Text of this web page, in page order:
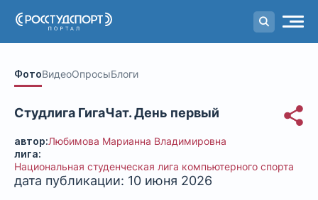
Порталстуденческого спорта
ФотоВидеоОпросыБлоги
Студлига ГигаЧат. День первый
автор:Любимова Марианна Владимировна
лига:
Национальная студенческая лига компьютерного спорта
дата публикации: 10 июня 2026